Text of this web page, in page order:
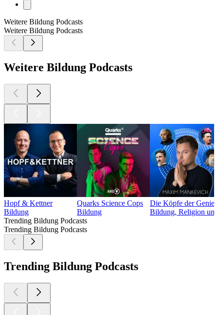
Weitere Bildung Podcasts
Weitere Bildung Podcasts
Weitere Bildung Podcasts
Hopf & Kettner
Bildung
Quarks Science Cops
Bildung
Die Köpfe der
Bildung, Religion
Trending Bildung Podcasts
Trending Bildung Podcasts
Trending Bildung Podcasts